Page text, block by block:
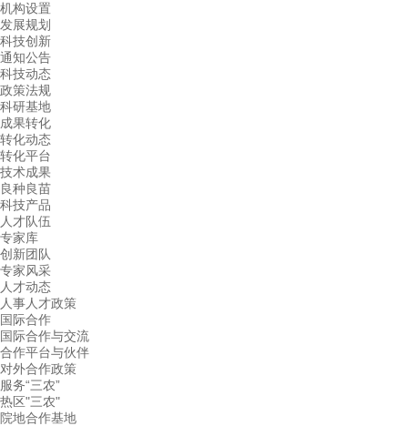
机构设置
发展规划
科技创新
通知公告
科技动态
政策法规
科研基地
成果转化
转化动态
转化平台
技术成果
良种良苗
科技产品
人才队伍
专家库
创新团队
专家风采
人才动态
人事人才政策
国际合作
国际合作与交流
合作平台与伙伴
对外合作政策
服务“三农”
热区"三农"
院地合作基地